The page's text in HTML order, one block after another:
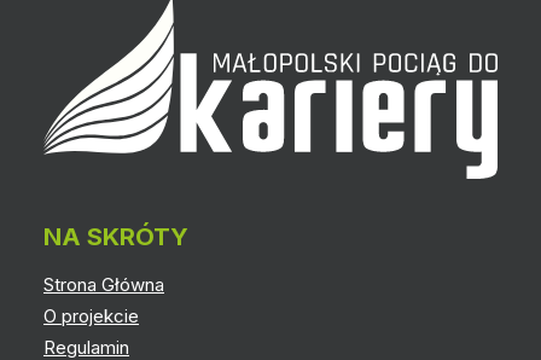
NA SKRÓTY
Strona Główna
O projekcie
Regulamin